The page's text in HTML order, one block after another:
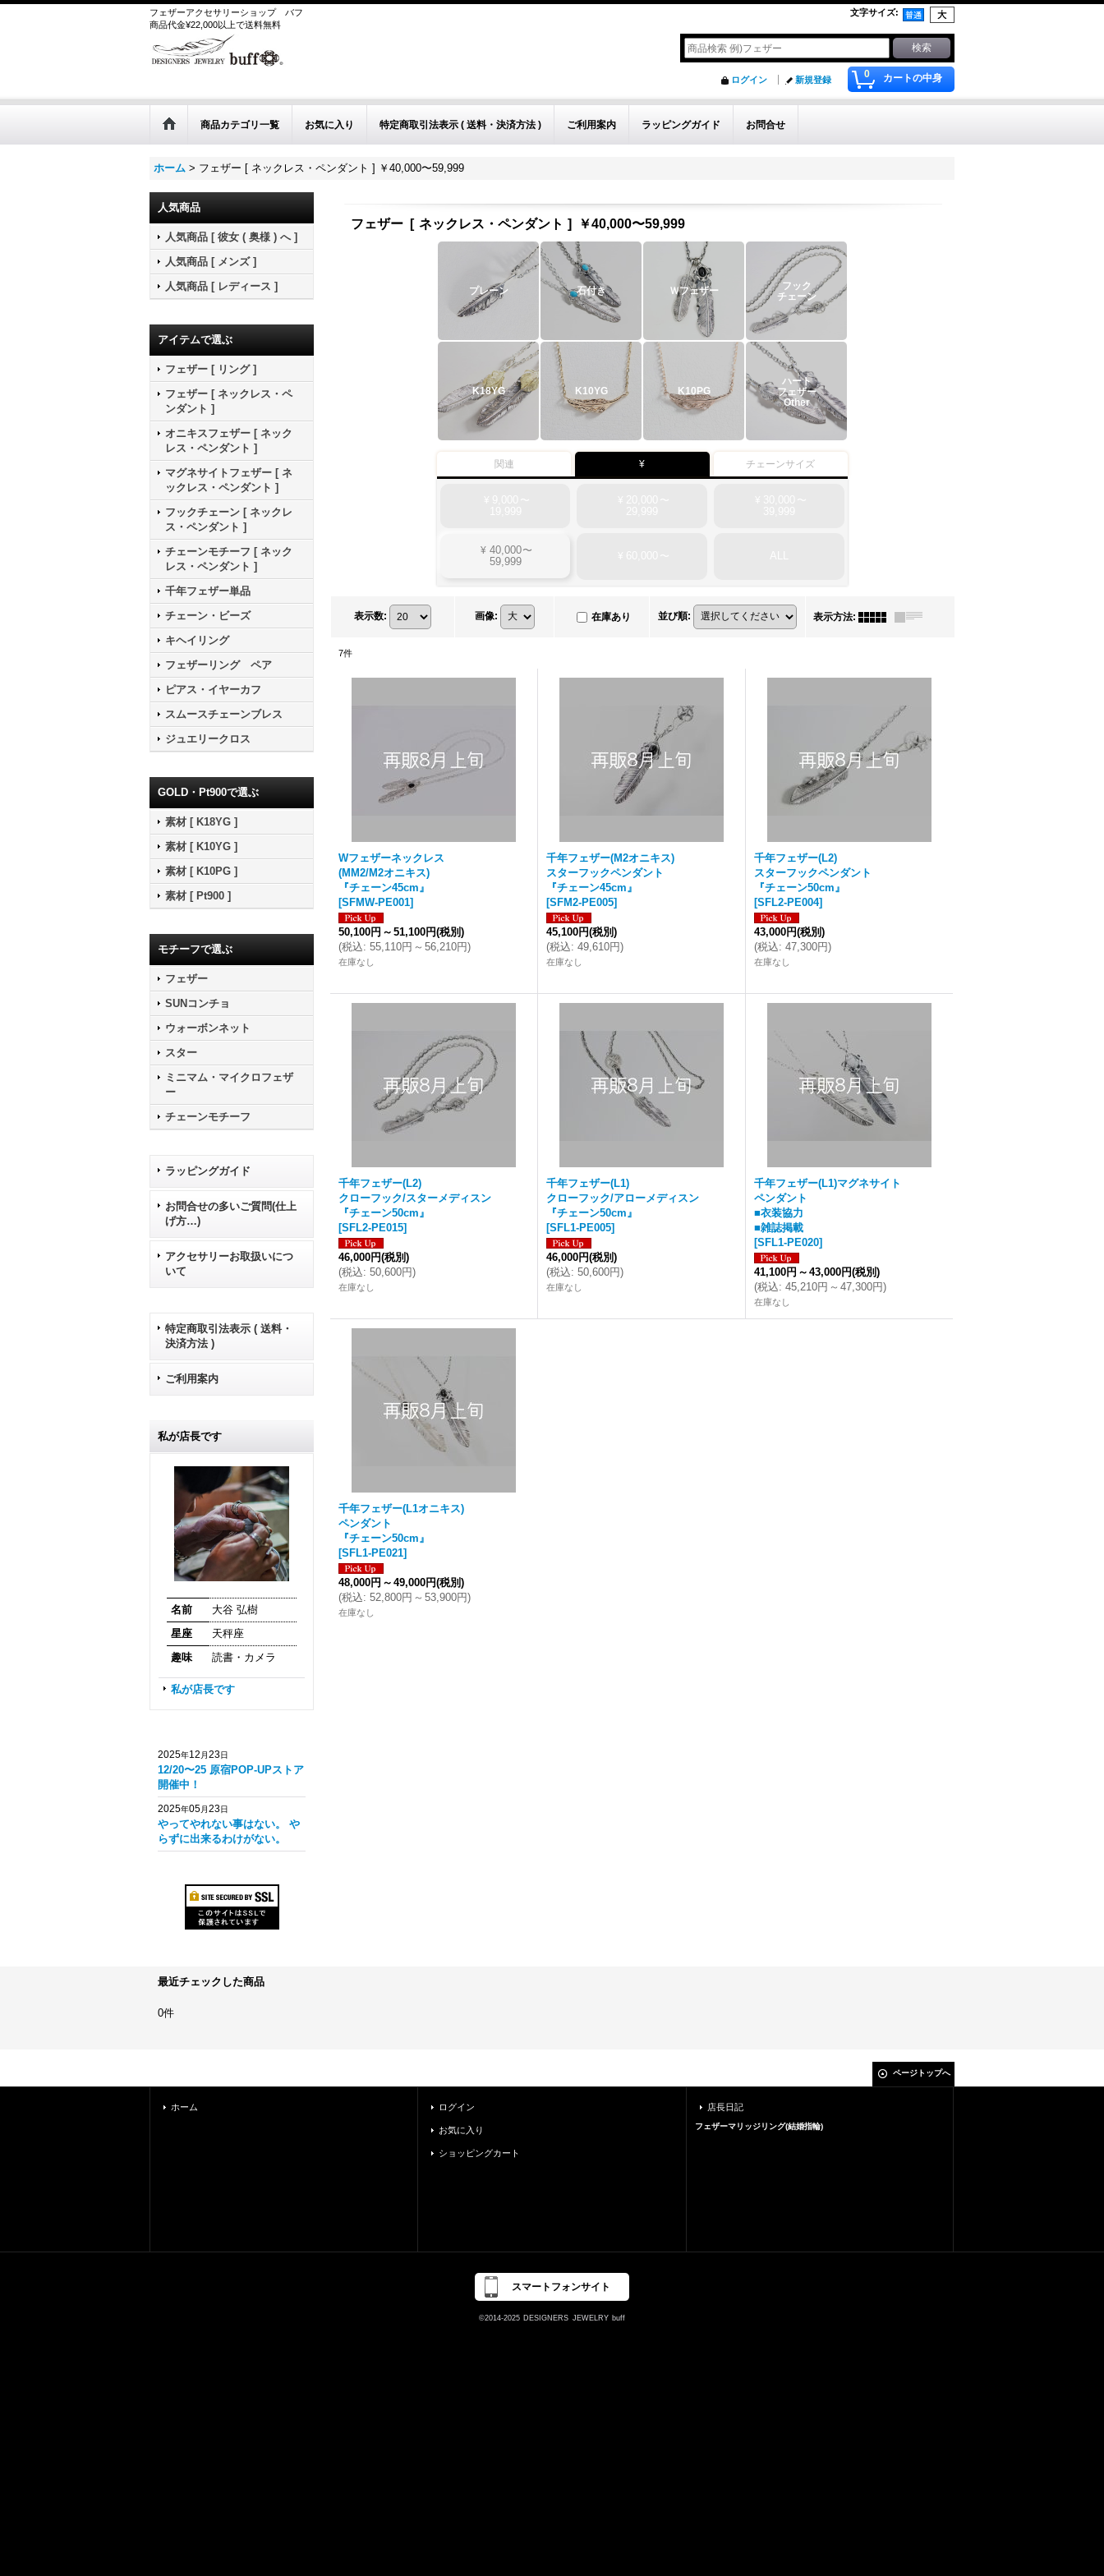
フェザーアクセサリーショップ
バフ
商品代金¥22,000以上で送料無料
文字サイズ:
0 カートの中身
ログイン 新規登録
商品カテゴリ一覧 お気に入り 特定商取引法表示 ( 送料・決済方法 ) ご利用案内 ラッピングガイド お問合せ
ホーム > フェザー [ ネックレス・ペンダント ] ￥40,000〜59,999
人気商品
人気商品 [ 彼女 ( 奥様 ) へ ]
人気商品 [ メンズ ]
人気商品 [ レディース ]
アイテムで選ぶ
フェザー [ リング ]
フェザー [ ネックレス・ペ
ンダント ]
オニキスフェザー [ ネック
レス・ペンダント ]
マグネサイトフェザー [ ネ
ックレス・ペンダント ]
フックチェーン [ ネックレ
ス・ペンダント ]
チェーンモチーフ [ ネック
レス・ペンダント ]
千年フェザー単品
チェーン・ビーズ
キヘイリング
フェザーリング ペア
ピアス・イヤーカフ
スムースチェーンブレス
ジュエリークロス
GOLD・Pt900で選ぶ
素材 [ K18YG ]
素材 [ K10YG ]
素材 [ K10PG ]
素材 [ Pt900 ]
モチーフで選ぶ
フェザー
SUNコンチョ
ウォーボンネット
スター
ミニマム・マイクロフェザ
ー
チェーンモチーフ
ラッピングガイド
お問合せの多いご質問(仕上
げ方…)
アクセサリーお取扱いにつ
いて
特定商取引法表示 ( 送料・
決済方法 )
ご利用案内
私が店長です
名前
大谷 弘樹
星座
天秤座
趣味
読書・カメラ
私が店長です
2025年12 月23日
12/20〜25 原宿POP-UPストア
開催中！
2025年05月23日
やってやれない事はない。 や
らずに出来るわけがない。
フェザー [ ネックレス・ペンダント ] ￥40,000〜59,999
プレーン 石付き Ｗフェザー
フック
チェーン
K18YG K10YG K10PG
ハート
フェザー
Other
関連 ¥ チェーンサイズ
¥ 40,000〜
59,999
表示数: 画像: 在庫あり 並び順: 表示方法:
7件
Wフェザーネックレス
(MM2/M2オニキス)
『チェーン45cm』
[SFMW-PE001]
50,100円 ～ 51,100円(税別)
(税込: 55,110円 ～ 56,210円)
在庫なし
千年フェザー(M2オニキス)
スターフックペンダント
『チェーン45cm』
[SFM2-PE005]
45,100円(税別)
(税込: 49,610円)
在庫なし
千年フェザー(L2)
スターフックペンダント
『チェーン50cm』
[SFL2-PE004]
43,000円(税別)
(税込: 47,300円)
在庫なし
千年フェザー(L2)
クローフック/スターメディスン
『チェーン50cm』
[SFL2-PE015]
46,000円(税別)
(税込: 50,600円)
在庫なし
千年フェザー(L1)
クローフック/アローメディスン
『チェーン50cm』
[SFL1-PE005]
46,000円(税別)
(税込: 50,600円)
在庫なし
千年フェザー(L1)マグネサイト
ペンダント
■衣装協力
■雑誌掲載
[SFL1-PE020]
41,100円 ～ 43,000円(税別)
(税込: 45,210円 ～ 47,300円)
在庫なし
千年フェザー(L1オニキス)
ペンダント
『チェーン50cm』
[SFL1-PE021]
48,000円 ～ 49,000円(税別)
(税込: 52,800円 ～ 53,900円)
在庫なし
最近チェックした商品
0件
ページトップへ
ホーム ログイン
お気に入り
ショッピングカート
店長日記
フェザーマリッジリング(結婚指輪)
スマートフォンサイト
©2014-2025 DESIGNERS JEWELRY buff